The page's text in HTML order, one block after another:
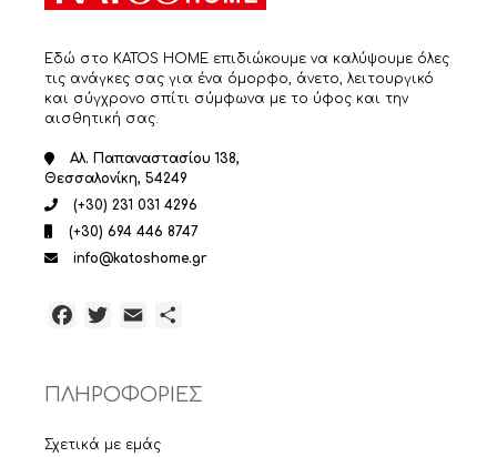
Εδώ στο KATOS HOME επιδιώκουμε να καλύψουμε όλες
τις ανάγκες σας για ένα όμορφο, άνετο, λειτουργικό
και σύγχρονο σπίτι σύμφωνα με το ύφος και την
αισθητική σας.
Αλ. Παπαναστασίου 138,
Θεσσαλονίκη, 54249
(+30) 231 031 4296
(+30) 694 446 8747
info@katoshome.gr
Facebook
TwitterEmail
ΠΛΗΡΟΦΟΡΙΕΣ
Σχετικά με εμάς